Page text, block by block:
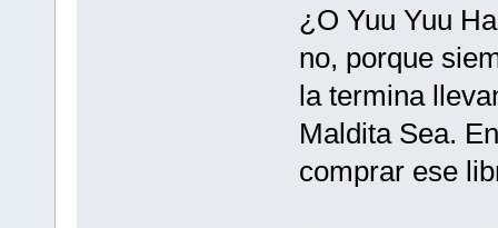
¿O Yuu Yuu
no, porque
la termina
Maldita Sea.
comprar ese